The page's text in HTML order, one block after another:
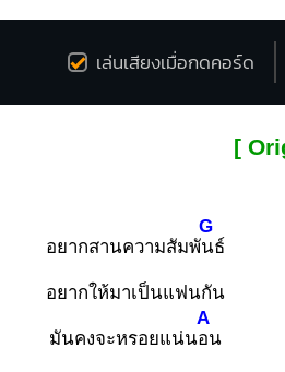
เล่นเสียงเมื่อกดคอร์ด
[
อยากสานความสัมพั
G
นธ์
อยากให้มาเป็นแฟนกัน
มันคงจะหรอยแน่น
A
อน